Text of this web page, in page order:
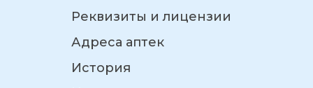
Реквизиты и лицензии
Адреса аптек
История